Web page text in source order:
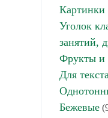
Картинки
Уголок
занятий,
Фрукты и
Для
Бежевые